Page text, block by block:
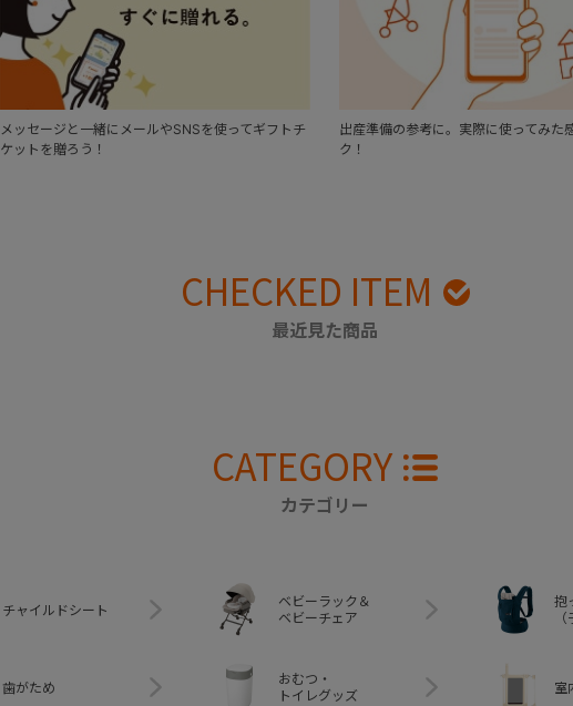
メッセージと一緒にメールやSNSを使ってギフトチ
ケットを贈ろう！
出産準備の参考に。実際に使ってみた
ク！
CHECKED ITEM
最近見た商品
CATEGORY
カテゴリー
チャイルドシート
ベビーラック＆
ベビーチェア
抱
歯がため
おむつ・
トイレグッズ
室